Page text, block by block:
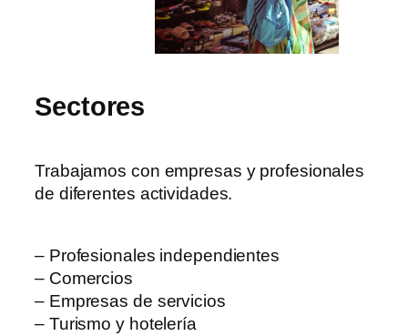
Sectores
Trabajamos con empresas y profesionales
de diferentes actividades.
– Profesionales independientes
– Comercios
– Empresas de servicios
– Turismo y hotelería